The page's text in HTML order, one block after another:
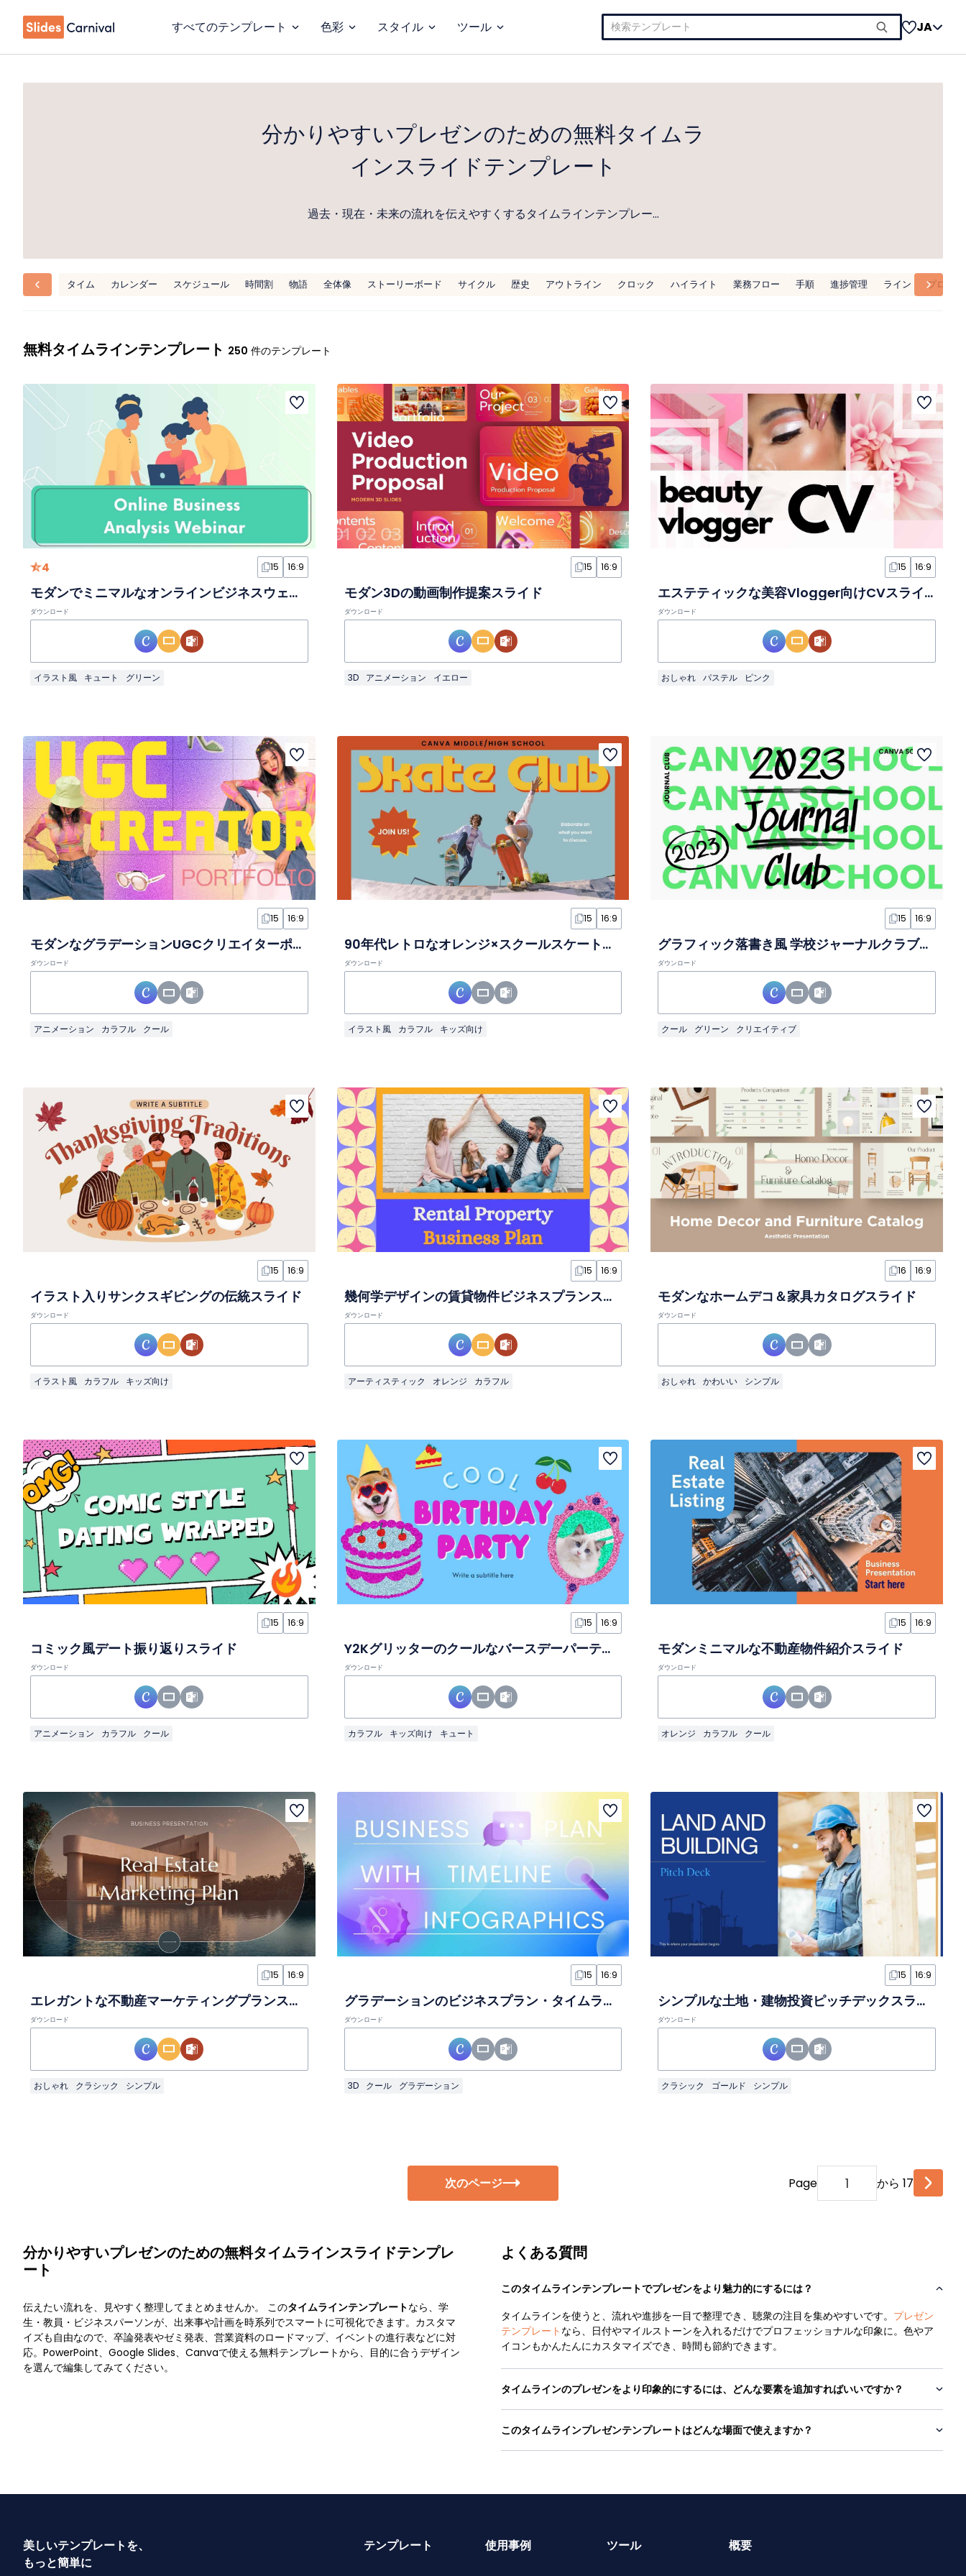
すべてのテンプレート 色彩 スタイル ツール
検
索:
JA
分かりやすいプレゼンのための無料タイムラ
インスライドテンプレート
過去・現在・未来の流れを伝えやすくするタイムラインテンプレー…
タイム カレンダー スケジュール 時間割 物語 全体像 ストーリーボード サイクル 歴史 アウトライン クロック ハイライト 業務フロー 手順 進捗管理 ライン プロセス
無料タイムラインテンプレート 250 件のテンプレート
4 15 16:9
モダンでミニマルなオンラインビジネスウェビナースライド
ダウンロード
イラスト風 キュート グリーン
15 16:9
モダン3Dの動画制作提案スライド
ダウンロード
3D アニメーション イエロー
15 16:9
エステティックな美容Vlogger向けCVスライド
ダウンロード
おしゃれ パステル ピンク
15 16:9
モダンなグラデーションUGCクリエイターポートフォリオスライド
ダウンロード
アニメーション カラフル クール
15 16:9
90年代レトロなオレンジ×スクールスケートクラブスライド
ダウンロード
イラスト風 カラフル キッズ向け
15 16:9
グラフィック落書き風 学校ジャーナルクラブスライド
ダウンロード
クール グリーン クリエイティブ
15 16:9
イラスト入りサンクスギビングの伝統スライド
ダウンロード
イラスト風 カラフル キッズ向け
15 16:9
幾何学デザインの賃貸物件ビジネスプランスライド
ダウンロード
アーティスティック オレンジ カラフル
16 16:9
モダンなホームデコ＆家具カタログスライド
ダウンロード
おしゃれ かわいい シンプル
15 16:9
コミック風デート振り返りスライド
ダウンロード
アニメーション カラフル クール
15 16:9
Y2Kグリッターのクールなバースデーパーティースライド
ダウンロード
カラフル キッズ向け キュート
15 16:9
モダンミニマルな不動産物件紹介スライド
ダウンロード
オレンジ カラフル クール
15 16:9
エレガントな不動産マーケティングプランスライド
ダウンロード
おしゃれ クラシック シンプル
15 16:9
グラデーションのビジネスプラン・タイムラインインフォグラフィックスライド
ダウンロード
3D クール グラデーション
15 16:9
シンプルな土地・建物投資ピッチデックスライド
ダウンロード
クラシック ゴールド シンプル
次のページ Page から 17
分かりやすいプレゼンのための無料タイムラインスライドテンプレ
ート
伝えたい流れを、見やすく整理してまとめませんか。 このタイムラインテンプレートなら、学
生・教員・ビジネスパーソンが、出来事や計画を時系列でスマートに可視化できます。カスタマ
イズも自由なので、卒論発表やゼミ発表、営業資料のロードマップ、イベントの進行表などに対
応。PowerPoint、Google Slides、Canvaで使える無料テンプレートから、目的に合うデザイン
を選んで編集してみてください。
よくある質問
このタイムラインテンプレートでプレゼンをより魅力的にするには？
タイムラインを使うと、流れや進捗を一目で整理でき、聴衆の注目を集めやすいです。 プレゼン
テンプレート なら、日付やマイルストーンを入れるだけでプロフェッショナルな印象に。色やア
イコンもかんたんにカスタマイズでき、時間も節約できます。
タイムラインのプレゼンをより印象的にするには、どんな要素を追加すればいいですか？
このタイムラインプレゼンテンプレートはどんな場面で使えますか？
美しいテンプレートを、
もっと簡単に
テンプレート 使用事例 ツール 概要